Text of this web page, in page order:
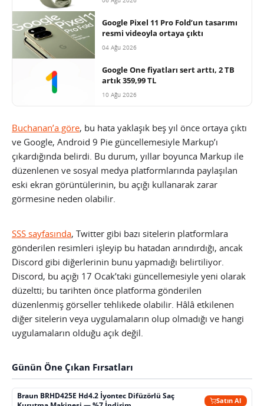
Google Pixel 11 Pro Fold’un tasarımı
resmi videoyla ortaya çıktı
04 Ağu 2026
Google One fiyatları sert arttı, 2 TB
artık 359,99 TL
10 Ağu 2026
Buchanan’a göre, bu hata yaklaşık beş yıl önce ortaya çıktı
ve Google, Android 9 Pie güncellemesiyle Markup’ı
çıkardığında belirdi. Bu durum, yıllar boyunca Markup ile
düzenlenen ve sosyal medya platformlarında paylaşılan
eski ekran görüntülerinin, bu açığı kullanarak zarar
görmesine neden olabilir.
SSS sayfasında, Twitter gibi bazı sitelerin platformlara
gönderilen resimleri işleyip bu hatadan arındırdığı, ancak
Discord gibi diğerlerinin bunu yapmadığı belirtiliyor.
Discord, bu açığı 17 Ocak’taki güncellemesiyle yeni olarak
düzeltti; bu tarihten önce platforma gönderilen
düzenlenmiş görseller tehlikede olabilir. Hâlâ etkilenen
diğer sitelerin veya uygulamaların olup olmadığı ve hangi
uygulamaların olduğu açık değil.
Günün Öne Çıkan Fırsatları
Braun BRHD425E Hd4.2 İyontec Difüzörlü Saç
Satın Al